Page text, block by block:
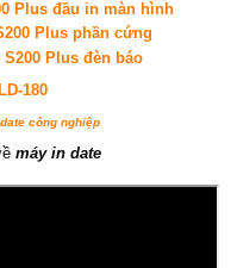
công nghiệp
máy in date